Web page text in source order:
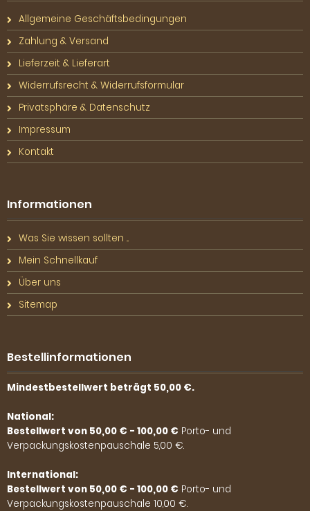
Allgemeine Geschäftsbedingungen
Zahlung & Versand
Lieferzeit & Lieferart
Widerrufsrecht & Widerrufsformular
Privatsphäre & Datenschutz
Impressum
Kontakt
Informationen
Was Sie wissen sollten ...
Mein Schnellkauf
Über uns
Sitemap
Bestellinformationen
Mindestbestellwert beträgt 50,00 €.
National:
Bestellwert von 50,00 € - 100,00 € Porto- und
Verpackungskostenpauschale 5,00 €.
International:
Bestellwert von 50,00 € - 100,00 € Porto- und
Verpackungskostenpauschale 10,00 €.